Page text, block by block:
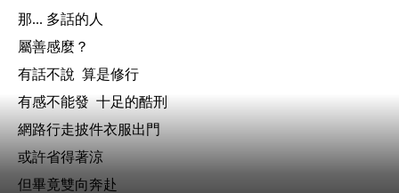
那... 多話的人
屬善感麼？
有話不說 算是修行
有感不能發 十足的酷刑
網路行走披件衣服出門
或許省得著涼
但畢竟雙向奔赴